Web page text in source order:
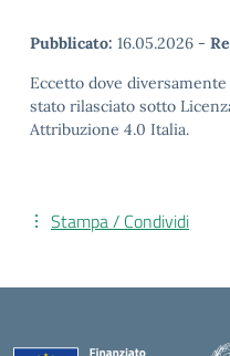
Pubblicato: 16.05.2026 -
Eccetto dove
stato rilasciato sotto
Attribuzione 4.0 Italia.
Stampa / Condividi